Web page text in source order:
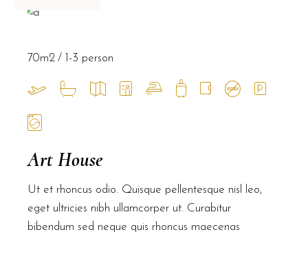
Art House
Ut et rhoncus odio. Quisque pellentesque nisl leo,
eget ultricies nibh ullamcorper ut. Curabitur
bibendum sed neque quis rhoncus maecenas
70m2 1-3 person